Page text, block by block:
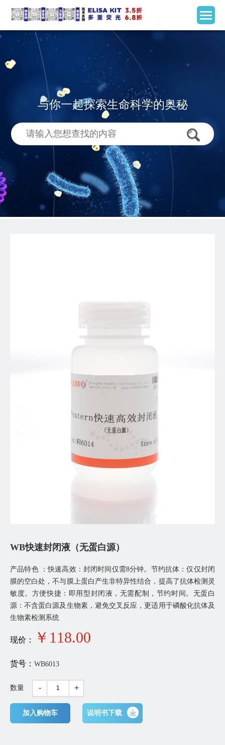
与你一起探索生命科学的奥秘
WB快速封闭液（无蛋白源）
产品特色 ：快速高效：封闭时间仅需8分钟。节约抗体：仅仅封闭
膜的空白处，不与膜上蛋白产生非特异性结合，提高了抗体检测灵
敏度。方便快捷：即用型封闭液，无需配制，节约时间。无蛋白
源：不含蛋白源及生物素，避免交叉反应，更适用于磷酸化抗体及
生物素检测系统
现价： ￥ 118.00
货号： WB6013
数量 - +
加入购物车 说明书下载